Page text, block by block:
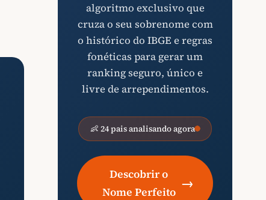
algoritmo exclusivo que
cruza o seu sobrenome com
o histórico do IBGE e regras
fonéticas para gerar um
ranking seguro, único e
livre de arrependimentos.
👶 24 pais analisando agora
Descobrir o
Nome Perfeito
→